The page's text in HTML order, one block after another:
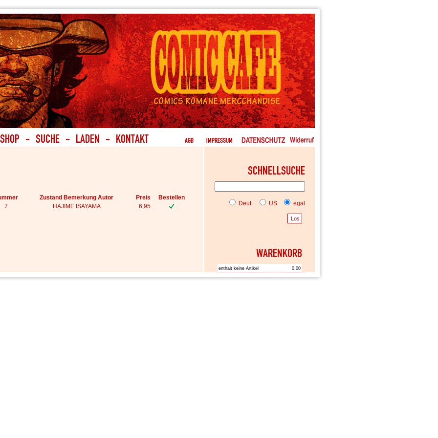
Zustand Bemerkung Autor Preis
Bestellen
7 HAJIME ISAYAMA 6,95 Deut. US egal
enthält keine Artikel 0,00